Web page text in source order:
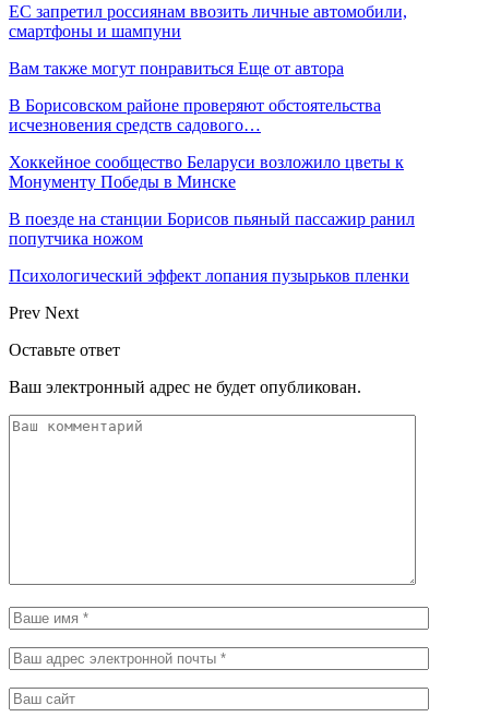
ЕС запретил россиянам ввозить личные автомобили,
смартфоны и шампуни
Вам также могут понравиться Еще от автора
В Борисовском районе проверяют обстоятельства
исчезновения средств садового…
Хоккейное сообщество Беларуси возложило цветы к
Монументу Победы в Минске
В поезде на станции Борисов пьяный пассажир ранил
попутчика ножом
Психологический эффект лопания пузырьков пленки
Prev Next
Оставьте ответ
Ваш электронный адрес не будет опубликован.